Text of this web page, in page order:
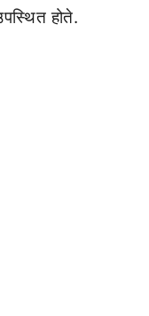
होते.